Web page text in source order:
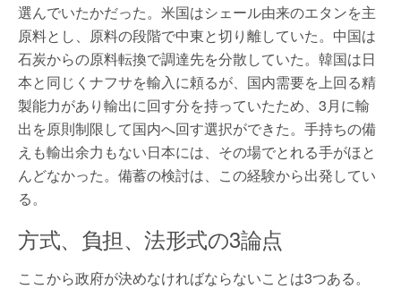
選んでいたかだった。米国はシェール由来のエタンを主
原料とし、原料の段階で中東と切り離していた。中国は
石炭からの原料転換で調達先を分散していた。韓国は日
本と同じくナフサを輸入に頼るが、国内需要を上回る精
製能力があり輸出に回す分を持っていたため、3月に輸
出を原則制限して国内へ回す選択ができた。手持ちの備
えも輸出余力もない日本には、その場でとれる手がほと
んどなかった。備蓄の検討は、この経験から出発してい
る。
方式、負担、法形式の3論点
ここから政府が決めなければならないことは3つある。